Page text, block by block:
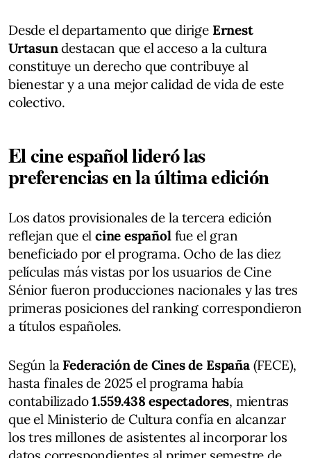
Desde el departamento que dirige Ernest
Urtasundestacan que el acceso a la cultura
constituye un derecho que contribuye al
bienestar y a una mejor calidad de vida de este
colectivo.
El cine español lideró las
preferencias en la última edición
Los datos provisionales de la tercera edición
reflejan que el cine español fue el gran
beneficiado por el programa. Ocho de las diez
películas más vistas por los usuarios de Cine
Sénior fueron producciones nacionales y las tres
primeras posiciones del ranking correspondieron
a títulos españoles.
Según la Federación de Cines de España(FECE),
hasta finales de 2025 el programa había
contabilizado1.559.438 espectadores, mientras
que el Ministerio de Cultura confía en alcanzar
los tres millones de asistentes al incorporar los